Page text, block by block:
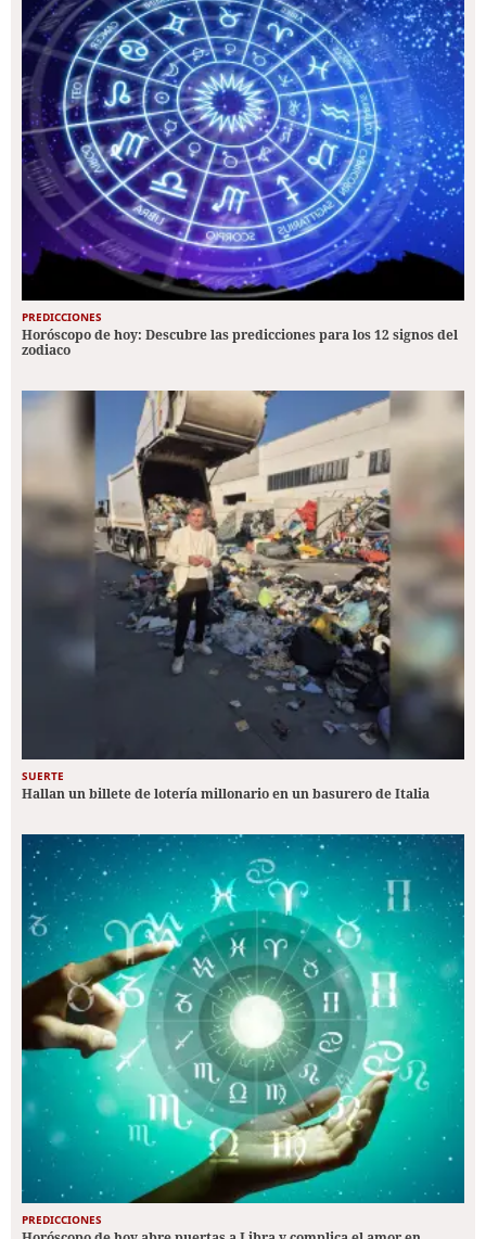
PREDICCIONES
Horóscopo de hoy: Descubre las predicciones para los 12 signos del
zodiaco
SUERTE
Hallan un billete de lotería millonario en un basurero de Italia
PREDICCIONES